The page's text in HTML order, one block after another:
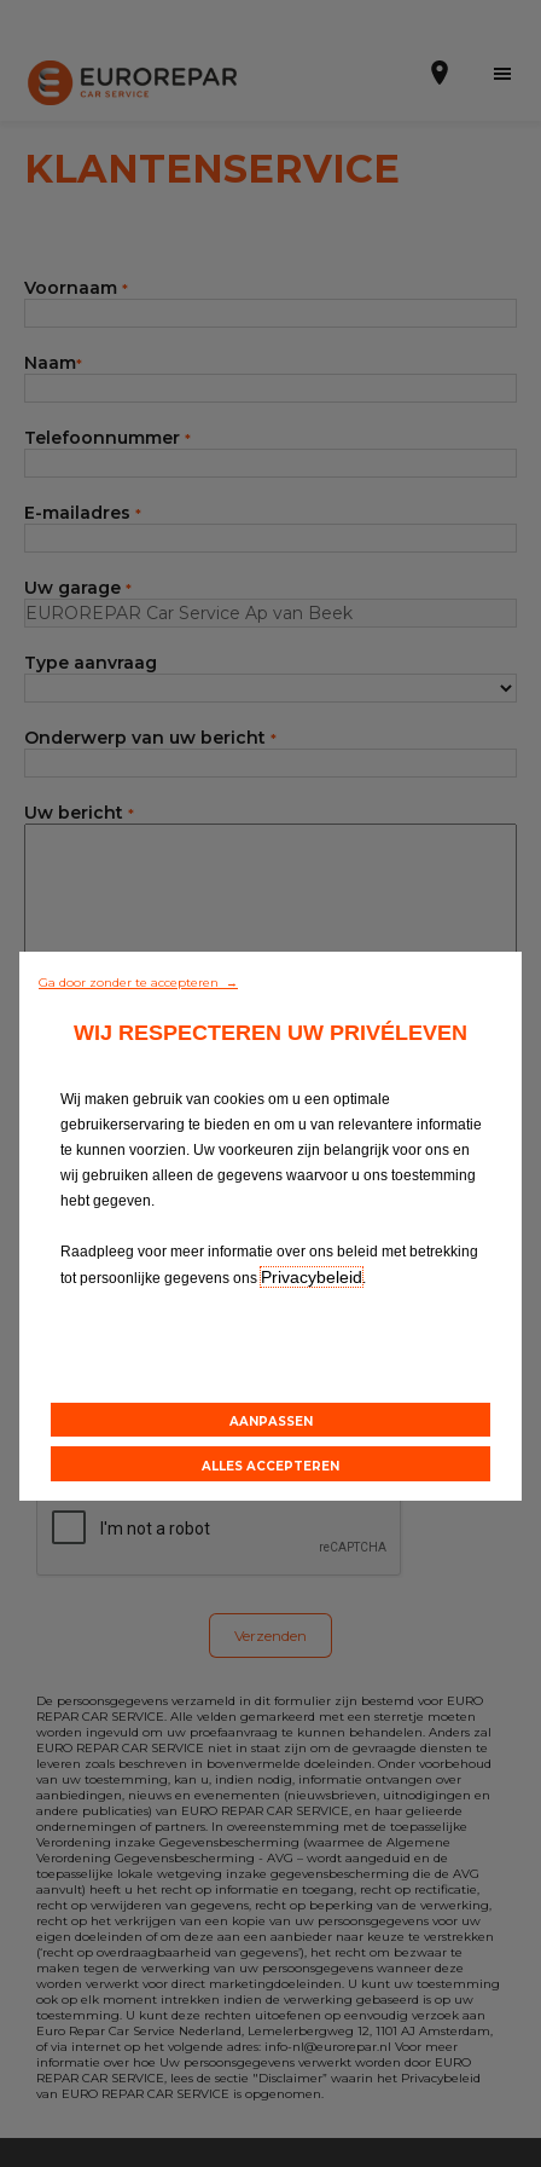
Online offertes
EUREPAR Pech Service
Werkzaamheden
Ons assortiment
Contact
Deelnemer van het netwerk worden
KLANTENSERVICE
Bij EUROREPAR Car Service kunt u rekenen
op een vriendelijke en persoonlijke
brengen van uw auto, het maken van een
afspraak, onderhoud of reparaties contact op
met uw EUROREPAR Car Service garage.
Vind uwdichtstbijzijnde
zullen dan binnen twee werkdagen contact
met u opnemen.
Voornaam *
Naam*
Telefoonnummer *
E-mailadres *
Uw garage *
Type aanvraag
Onderwerp van uw bericht *
Uw bericht *
De persoonsgegevens verzameld in dit formulier zijn bestemd voor EURO
REPAR CAR SERVICE. Alle velden gemarkeerd met een sterretje moeten
worden ingevuld om uw proefaanvraag te kunnen behandelen. Anders zal
EURO REPAR CAR SERVICE niet in staat zijn om de gevraagde diensten te
leveren zoals beschreven in bovenvermelde doeleinden. Onder voorbehoud
van uw toestemming, kan u, indien nodig, informatie ontvangen over
aanbiedingen, nieuws en evenementen (nieuwsbrieven, uitnodigingen en
andere publicaties) van EURO REPAR CAR SERVICE, en haar gelieerde
ondernemingen of partners. In overeenstemming met de toepasselijke
Verordening inzake Gegevensbescherming (waarmee de Algemene
Verordening Gegevensbescherming - AVG – wordt aangeduid en de
toepasselijke lokale wetgeving inzake gegevensbescherming die de AVG
aanvult) heeft u het recht op informatie en toegang, recht op rectificatie,
recht op verwijderen van gegevens, recht op beperking van de verwerking,
recht op het verkrijgen van een kopie van uw persoonsgegevens voor uw
eigen doeleinden of om deze aan een aanbieder naar keuze te verstrekken
(‘recht op overdraagbaarheid van gegevens’), het recht om bezwaar te
maken tegen de verwerking van uw persoonsgegevens wanneer deze
worden verwerkt voor direct marketingdoeleinden. U kunt uw toestemming
ook op elk moment intrekken indien de verwerking gebaseerd is op uw
toestemming. U kunt deze rechten uitoefenen op eenvoudig verzoek aan
Euro Repar Car Service Nederland, Lemelerbergweg 12, 1101 AJ Amsterdam,
of via internet op het volgende adres: info-nl@eurorepar.nl Voor meer
informatie over hoe Uw persoonsgegevens verwerkt worden door EURO
REPAR CAR SERVICE, lees de sectie "Disclaimer” waarin het Privacybeleid
van EURO REPAR CAR SERVICE is opgenomen.
Ga door zonder te accepteren →
WIJ RESPECTEREN UW PRIVÉLEVEN
Wij maken gebruik van cookies om u een optimale
gebruikerservaring te bieden en om u van relevantere informatie
te kunnen voorzien. Uw voorkeuren zijn belangrijk voor ons en
wij gebruiken alleen de gegevens waarvoor u ons toestemming
hebt gegeven.
Raadpleeg voor meer informatie over ons beleid met betrekking
tot persoonlijke gegevens onsPrivacybeleid.
AANPASSEN
ALLES ACCEPTEREN